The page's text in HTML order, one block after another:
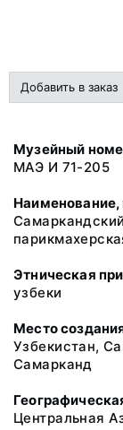
Добавить в заказ
Музейный
МАЭ И 71-205
Наименование,
Этническая
узбеки
Место
Узбекистан,
Самарканд
Центральная